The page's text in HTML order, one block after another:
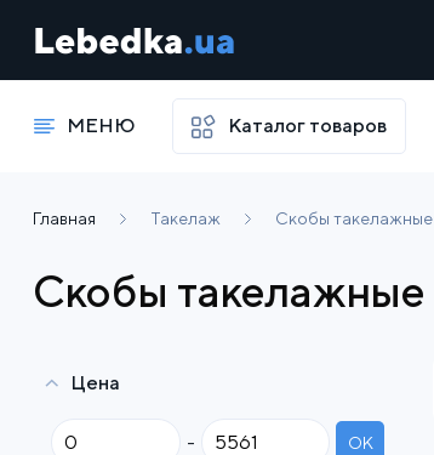
МЕНЮ Каталог товаров
Главная Такелаж Скобы такелажные
Скобы такелажные
Цена
- OK